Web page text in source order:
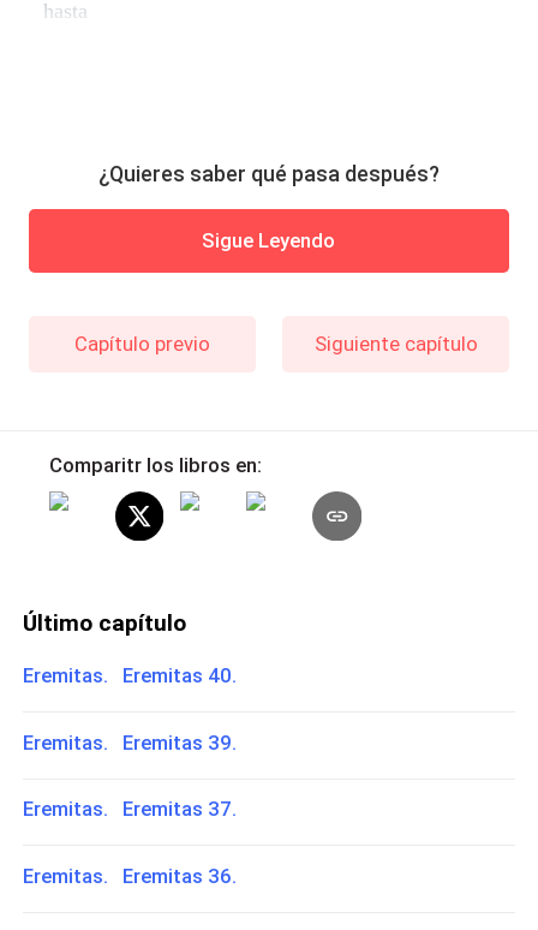
hasta
¿Quieres saber qué pasa después?
Sigue Leyendo
Capítulo previo Siguiente capítulo
Comparitr los libros en:
Último capítulo
Eremitas. Eremitas 40.
Eremitas. Eremitas 39.
Eremitas. Eremitas 37.
Eremitas. Eremitas 36.